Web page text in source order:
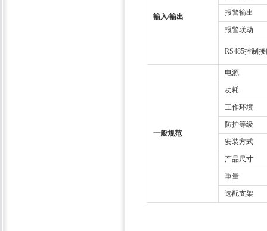
输入/输出 报警输出
报警联动
RS485控制
一般规范
电源
功耗
工作环境
防护等级
安装方式
产品尺寸
重量
选配支架